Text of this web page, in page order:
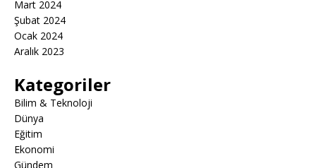
Mart 2024
Şubat 2024
Ocak 2024
Aralık 2023
Kategoriler
Bilim & Teknoloji
Dünya
Eğitim
Ekonomi
Gündem